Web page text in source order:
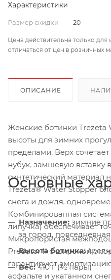
Характеристики
Размер скидки — 20
Цена действительна только
отличаться от цен в розничных
ОПИСАНИЕ
Женские ботинки Trezeta
высоты для зимних
пределами. Верх
нубук, замшевую вставку
синтетический материал
Trezeta® Water Stopper
снега и дождя,
Комбинированная
липучка) обеспечивает
Микропористая
Predator II с широкой
гарантируют
асфальте и укатанном
Основные
Назначение: зимние
за город,
Высота ботинка:
Вес:410 г (½ пары)